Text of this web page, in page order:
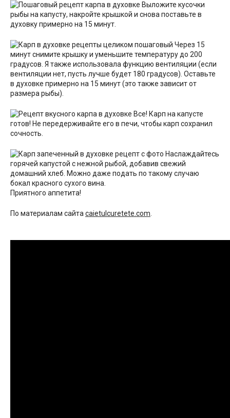
Выложите кусочки
рыбы на капусту, накройте крышкой и снова поставьте в
духовку примерно на 15 минут.
Через 15
минут снимите крышку и уменьшите температуру до 200
градусов. Я также использовала функцию вентиляции (если
вентиляции нет, пусть лучше будет 180 градусов). Оставьте
в духовке примерно на 15 минут (это также зависит от
размера рыбы).
Все! Карп на капусте
готов! Не передерживайте его в печи, чтобы карп сохранил
сочность.
Наслаждайтесь
горячей капустой с нежной рыбой, добавив свежий
домашний хлеб. Можно даже подать по такому случаю
бокал красного сухого вина.
Приятного аппетита!
По материалам сайтаcaietulcuretete.com.